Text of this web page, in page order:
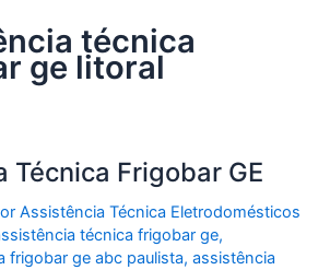
técnica
ge litoral
Técnica Frigobar GE
Assistência Técnica Eletrodomésticos
técnica frigobar ge,
frigobar ge abc paulista,assistência